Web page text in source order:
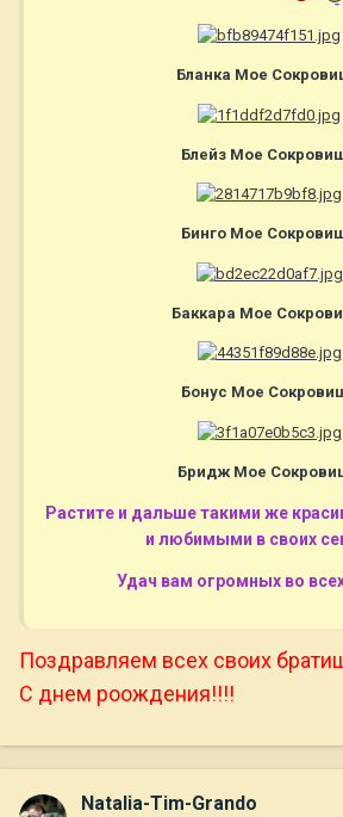
Бланка Мое
Блейз Мое
Бинго Мое
Баккара Мое
Бонус Мое
Бридж Мое
Растите и дальше такими же
и любимыми в своих
Удач вам огромных во
Поздравляем всех своих
С днем роождения!!!!
Natalia-Tim-Grando